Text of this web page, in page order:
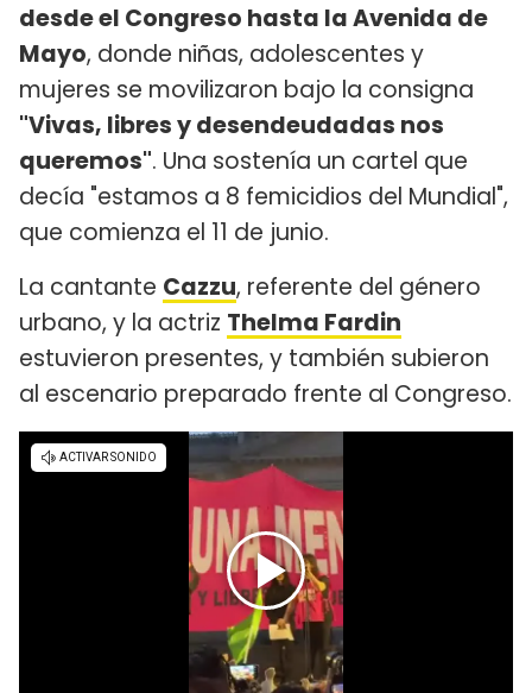
desde el Congreso hasta la Avenida de
Mayo, donde niñas, adolescentes y
mujeres se movilizaron bajo la consigna
"Vivas, libres y desendeudadas nos
queremos". Una sostenía un cartel que
decía "estamos a 8 femicidios del Mundial",
que comienza el 11 de junio.
La cantante Cazzu, referente del género
urbano, y la actriz Thelma Fardin
estuvieron presentes, y también subieron
al escenario preparado frente al Congreso.